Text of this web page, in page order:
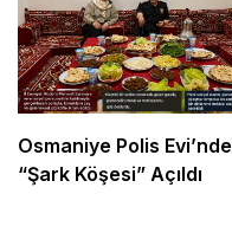
Osmaniye Polis Evi’nde
“Şark Köşesi” Açıldı